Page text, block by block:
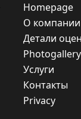
Homepage
O компании
Детали
Photogallery
Услуги
Контакты
Privacy